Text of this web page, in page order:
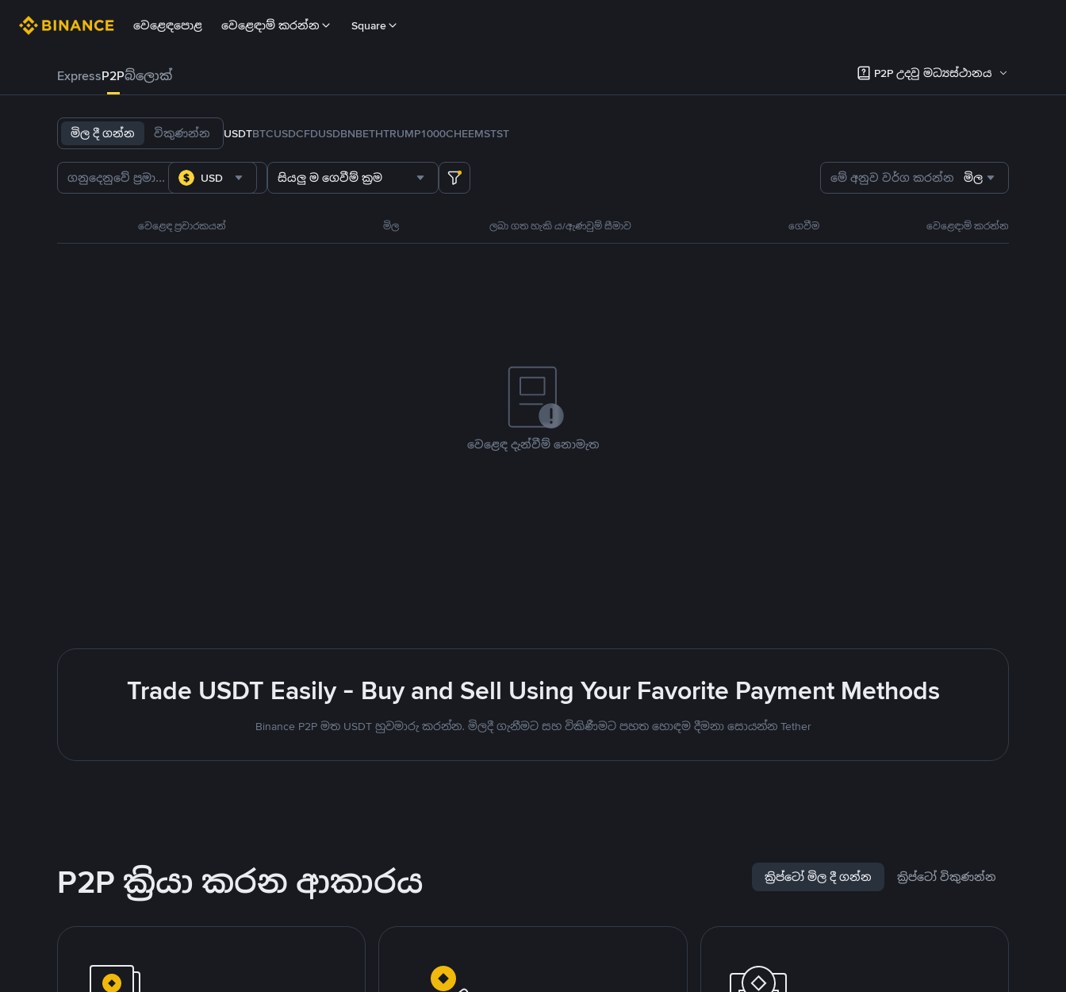
වෙළෙඳපොළ වෙළෙඳාම් කරන්න Square
ExpressP2Pබ්ලොක් P2P උදවු මධ්‍යස්ථානය
මිල දී ගන්න විකුණන්න USDTBTCUSDCFDUSDBNBETHTRUMP1000CHEEMSTST
USD සියලු ම ගෙවීම් ක්‍රම මේ අනුව වර්ග කරන්න මිල
වෙළෙඳ ප්‍රචාරකයන් මිල ලබා ගත හැකි ය/ඇණවුම් සීමාව ගෙවීම වෙළෙඳාම් කරන්න
වෙළෙඳ දැන්වීම් නොමැත
Trade USDT Easily - Buy and Sell Using Your Favorite Payment Methods
Binance P2P මත USDT හුවමාරු කරන්න. මිලදී ගැනීමට සහ විකිණීමට පහත හොඳම දීමනා සොයන්න Tether
P2P ක්‍රියා කරන ආකාරය ක්‍රිප්ටෝ මිල දී ගන්න ක්‍රිප්ටෝ විකුණන්න